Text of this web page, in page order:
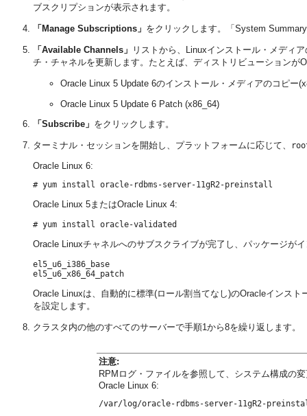
ブスクリプションが表示されます。
「Manage Subscriptions」 をクリックします。「System
「Available Channels」
リストから、Linuxインストール・メディ
チ・チャネルを更新します。たとえば、ディストリビューション
Oracle Linux 5 Update 6のインストール・メディアのコピー
Oracle Linux 5 Update 6 Patch (x86_64)
「Subscribe」 をクリックします。
ターミナル・セッションを開始し、プラットフォームに応じて、
Oracle Linux 6:
Oracle Linux 5またはOracle Linux 4:
Oracle Linuxチャネルへのサブスクライブが完了し、パッケージが
el5_u6_i386_base
Oracle Linuxは、自動的に標準(ロール割当てなし)のOracleインス
を設定します。
クラスタ内の他のすべてのサーバーで手順1から8を繰り返します。
注意:
RPMログ・ファイルを参照して、システム構成の
Oracle Linux 6: